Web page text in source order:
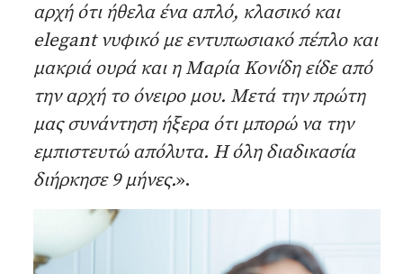
αρχή ότι ήθελα ένα απλό, κλασικό και
elegantνυφικό με εντυπωσιακό πέπλο και
μακριά ουρά και η Μαρία Κονίδη είδε από
την αρχή το όνειρο μου. Μετά την πρώτη
μας συνάντηση ήξερα ότι μπορώ να την
εμπιστευτώ απόλυτα. Η όλη διαδικασία
διήρκησε 9 μήνες.».